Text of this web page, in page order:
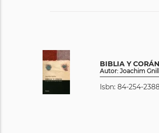
BIBLIA Y
Autor: Joachim
Isbn: 84-254-